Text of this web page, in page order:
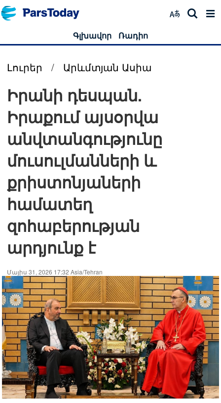
Գլխավոր Ռադիո
Լուրեր / Արևմտյան Ասիա
Իրանի դեսպան.
Իրաքում այսօրվա
անվտանգությունը
մուսուլմանների և
քրիստոնյաների
համատեղ
զոհաբերության
արդյունք է
Մայիս 31, 2026 17:32 Asia/Tehran